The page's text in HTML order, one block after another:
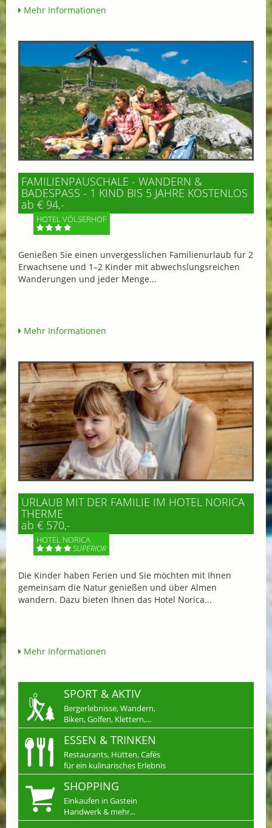
Mehr Informationen
FAMILIENPAUSCHALE - WANDERN &
BADESPASS - 1 KIND BIS 5 JAHRE KOSTENLOS
ab € 94,-
HOTEL VÖLSERHOF
Genießen Sie einen unvergesslichen Familienurlaub für 2
Erwachsene und 1–2 Kinder mit abwechslungsreichen
Wanderungen und jeder Menge...
Mehr Informationen
URLAUB MIT DER FAMILIE IM HOTEL NORICA
THERME
ab € 570,-
HOTEL NORICA
SUPERIOR
Die Kinder haben Ferien und Sie möchten mit Ihnen
gemeinsam die Natur genießen und über Almen
wandern. Dazu bieten Ihnen das Hotel Norica...
Mehr Informationen
SPORT & AKTIV
Bergerlebnisse, Wandern,
Biken, Golfen, Klettern,...
ESSEN & TRINKEN
Restaurants, Hütten, Cafés
für ein kulinarisches Erlebnis
SHOPPING
Einkaufen in Gastein
Handwerk & mehr...